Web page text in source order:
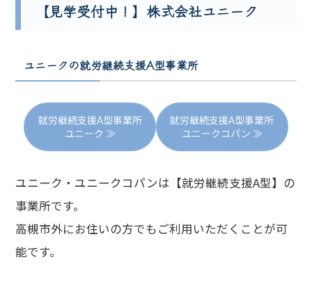
【見学受付中！】株式会社ユニーク
ユニークの就労継続支援A型事業所
就労継続支援A型事業所
ユニーク ≫
就労継続支援A型事業所
ユニークコパン ≫
ユニーク・ユニークコパンは【就労継続支援A型】の
事業所です。
高槻市外にお住いの方でもご利用いただくことが可
能です。